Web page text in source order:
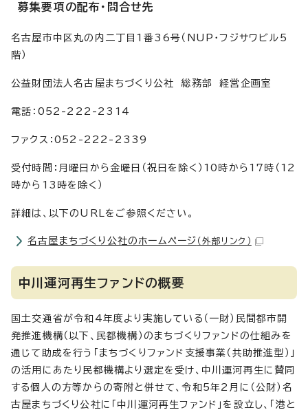
募集要項の配布・問合せ先
名古屋市中区丸の内二丁目1番36号（NUP・フジサワビル5
階）
公益財団法人名古屋まちづくり公社 総務部 経営企画室
電話：052-222-2314
ファクス：052-222-2339
受付時間：月曜日から金曜日（祝日を除く）10時から17時（12
時から13時を除く）
詳細は、以下のURLをご参照ください。
名古屋まちづくり公社のホームページ （外部リンク）
中川運河再生ファンドの概要
国土交通省が令和4年度より実施している（一財）民間都市開
発推進機構（以下、民都機構）のまちづくりファンドの仕組みを
通じて助成を行う「まちづくりファンド支援事業（共助推進型）」
の活用にあたり民都機構より選定を受け、中川運河再生に賛同
する個人の方等からの寄附と併せて、令和5年2月に（公財）名
古屋まちづくり公社に「中川運河再生ファンド」を設立し、「港と